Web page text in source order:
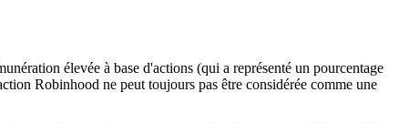
élevée à base d'actions (qui a représenté un pourcentage
Robinhood ne peut toujours pas être considérée comme une